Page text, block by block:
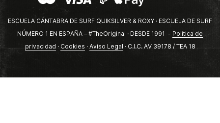
ESCUELA CÁNTABRA DE SURF QUIKSILVER & ROXY · ESCUELA DE SURF
NÚMERO 1 EN ESPAÑA – #TheOriginal · DESDE 1991 - Politica de
privacidad · Cookies · Aviso Legal · C.I.C. AV 39178 / TEA 18